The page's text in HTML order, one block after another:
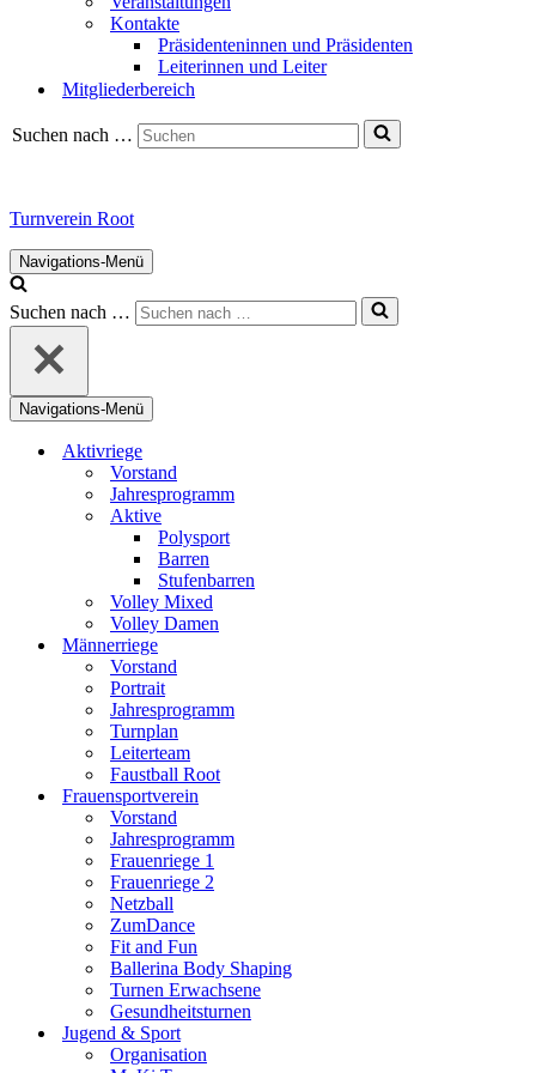
Kontakte
Präsidenteninnen und Präsidenten
Leiterinnen und Leiter
Mitgliederbereich
Suchen nach …
Turnverein Root
Navigations-Menü
Suchen nach …
Navigations-Menü
Aktivriege
Vorstand
Jahresprogramm
Aktive
Polysport
Barren
Stufenbarren
Volley Mixed
Volley Damen
Männerriege
Vorstand
Portrait
Jahresprogramm
Turnplan
Leiterteam
Faustball Root
Frauensportverein
Vorstand
Jahresprogramm
Frauenriege 1
Frauenriege 2
Netzball
ZumDance
Fit and Fun
Ballerina Body Shaping
Turnen Erwachsene
Gesundheitsturnen
Jugend & Sport
Organisation